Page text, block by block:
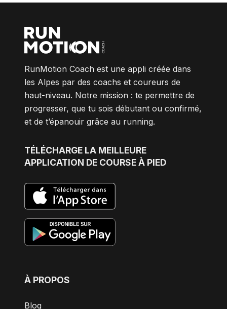
RunMotion Coach est une appli créée dans
les Alpes par des coachs et coureurs de
haut-niveau. Notre mission : te permettre de
progresser, que tu sois débutant ou confirmé,
et de t’épanouir grâce au running.
TÉLÉCHARGE LA MEILLEURE
APPLICATION DE COURSE À PIED
À PROPOS
Blog